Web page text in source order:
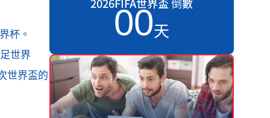
杯。
世界
世界盃的
00天